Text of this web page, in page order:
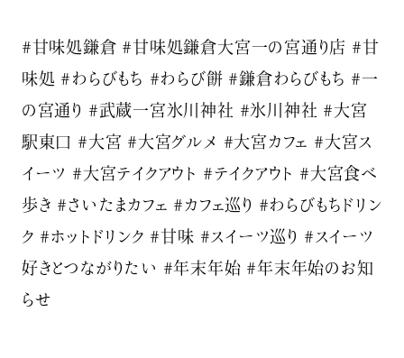
#甘味処鎌倉 #甘味処鎌倉大宮一の宮通り店 #甘
味処 #わらびもち #わらび餅 #鎌倉わらびもち #一
の宮通り #武蔵一宮氷川神社 #氷川神社 #大宮
駅東口 #大宮 #大宮グルメ #大宮カフェ #大宮ス
イーツ #大宮テイクアウト #テイクアウト #大宮食べ
歩き #さいたまカフェ #カフェ巡り #わらびもちドリン
ク #ホットドリンク #甘味 #スイーツ巡り #スイーツ
好きとつながりたい #年末年始 #年末年始のお知
らせ